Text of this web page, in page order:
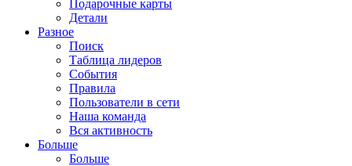
Подарочные карты
Детали
Разное
Поиск
Таблица лидеров
События
Правила
Пользователи в сети
Наша команда
Вся активность
Больше
Больше